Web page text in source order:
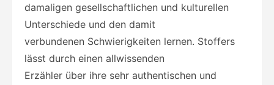
damaligen gesellschaftlichen und kulturellen
Unterschiede und den damit
verbundenen Schwierigkeiten lernen. Stoffers
lässt durch einen allwissenden
Erzähler über ihre sehr authentischen und